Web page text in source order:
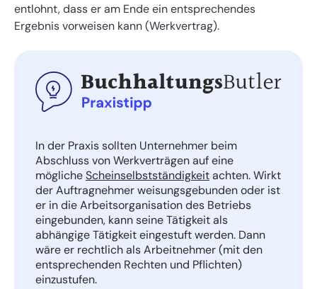
entlohnt, dass er am Ende ein entsprechendes
Ergebnis vorweisen kann (Werkvertrag).
In der Praxis sollten Unternehmer beim
Abschluss von Werkverträgen auf eine
möglicheScheinselbstständigkeitachten. Wirkt
der Auftragnehmer weisungsgebunden oder ist
er in die Arbeitsorganisation des Betriebs
eingebunden, kann seine Tätigkeit als
abhängige Tätigkeit eingestuft werden. Dann
wäre er rechtlich als Arbeitnehmer (mit den
entsprechenden Rechten und Pflichten)
einzustufen.